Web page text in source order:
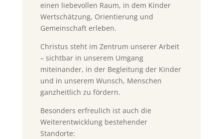
einen liebevollen Raum, in dem Kinder
Wertschätzung, Orientierung und
Gemeinschaft erleben.
Christus steht im Zentrum unserer Arbeit
– sichtbar in unserem Umgang
miteinander, in der Begleitung der Kinder
und in unserem Wunsch, Menschen
ganzheitlich zu fördern.
Besonders erfreulich ist auch die
Weiterentwicklung bestehender
Standorte: